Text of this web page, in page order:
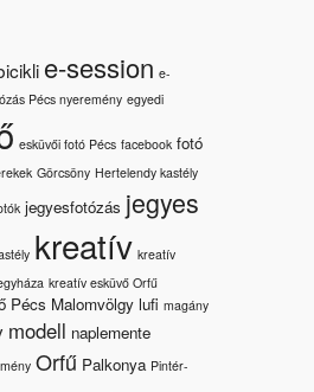
e-session e-
Pécs nyeremény egyedi
esküvői fotó Pécs facebook fotó
Görcsöny Hertelendy kastély
jegyesfotózás jegyes
kreatív kreatív
kreatív esküvő Orfű
Pécs Malomvölgy lufi magány
modell naplemente
Orfű Palkonya Pintér-